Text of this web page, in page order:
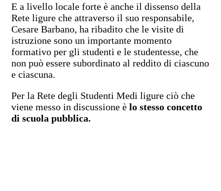
E a livello locale forte è anche il dissenso della
Rete ligure che attraverso il suo responsabile,
Cesare Barbano, ha ribadito che le visite di
istruzione sono un importante momento
formativo per gli studenti e le studentesse, che
non può essere subordinato al reddito di ciascuno
e ciascuna.
Per la Rete degli Studenti Medi ligure ciò che
viene messo in discussione è lo stesso concetto
di scuola pubblica.